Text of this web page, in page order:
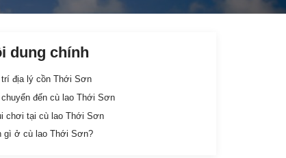
dung chính
địa lý cồn Thới Sơn
chuyển đến cù lao Thới Sơn
chơi tại cù lao Thới Sơn
gì ở cù lao Thới Sơn?